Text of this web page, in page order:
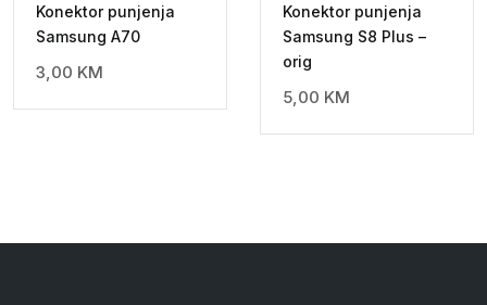
Konektor punjenja
Samsung A70
3,00 KM
Konektor punjenja
Samsung S8 Plus –
orig
5,00 KM